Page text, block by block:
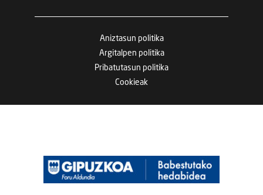
Aniztasun politika
Argitalpen politika
Pribatutasun politika
Cookieak